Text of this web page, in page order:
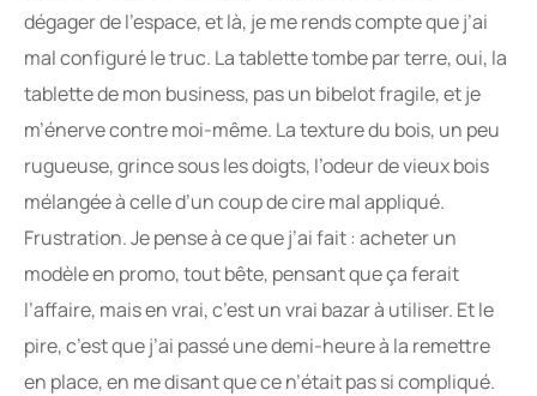
dégager de l’espace, et là, je me rends compte que j’ai
mal configuré le truc. La tablette tombe par terre, oui, la
tablette de mon business, pas un bibelot fragile, et je
m’énerve contre moi-même. La texture du bois, un peu
rugueuse, grince sous les doigts, l’odeur de vieux bois
mélangée à celle d’un coup de cire mal appliqué.
Frustration. Je pense à ce que j’ai fait : acheter un
modèle en promo, tout bête, pensant que ça ferait
l’affaire, mais en vrai, c’est un vrai bazar à utiliser. Et le
pire, c’est que j’ai passé une demi-heure à la remettre
en place, en me disant que ce n’était pas si compliqué.